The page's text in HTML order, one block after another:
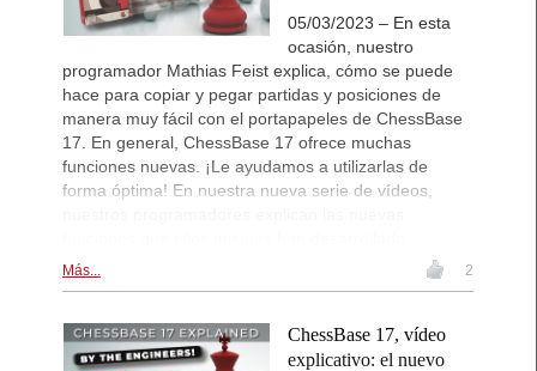
05/03/2023 – En esta
ocasión, nuestro
programador Mathias Feist explica, cómo se puede
hace para copiar y pegar partidas y posiciones de
manera muy fácil con el portapapeles de ChessBase
17. En general, ChessBase 17 ofrece muchas
funciones nuevas. ¡Le ayudamos a utilizarlas de
forma óptima! En nuestra nueva serie de vídeos,
Más... 2
ChessBase 17, vídeo
explicativo: el nuevo